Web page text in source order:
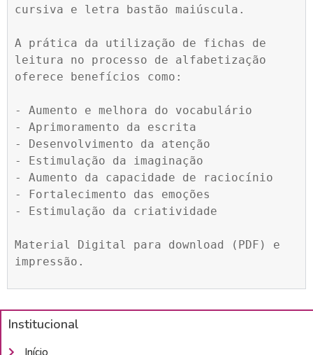
cursiva e letra bastão maiúscula.
A prática da utilização de fichas de
leitura no processo de alfabetização
oferece benefícios como:
- Aumento e melhora do vocabulário
- Aprimoramento da escrita
- Desenvolvimento da atenção
- Estimulação da imaginação
- Aumento da capacidade de raciocínio
- Fortalecimento das emoções
- Estimulação da criatividade
Material Digital para download (PDF) e
impressão.
Institucional
Início